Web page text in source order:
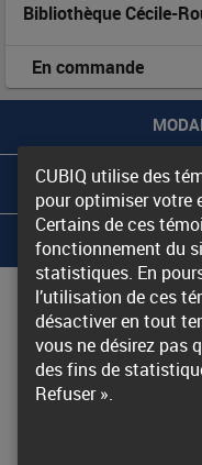
Québec
/
sous
direction
de
Mélanie
Dufour-
Bibliothèque Cécile-
En commande
LES
À
CUBIQ utilise des
pour optimiser votre
Certains de ces
fonctionnement du
statistiques. En
l’utilisation de ces
désactiver en tout
vous ne désirez pas
des fins de
Refuser ».